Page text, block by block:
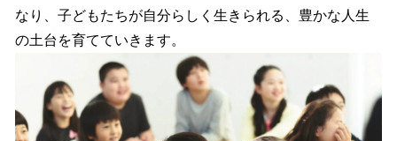
なり、子どもたちが自分らしく生きられる、豊かな人生
の土台を育てていきます。